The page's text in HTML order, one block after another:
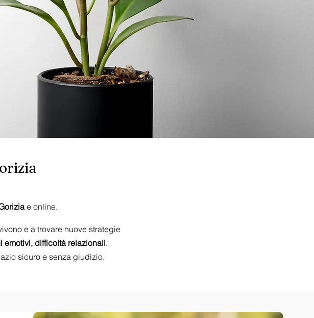
e online.
e a trovare nuove strategie
difficoltà relazionali.
sicuro e senza giudizio.